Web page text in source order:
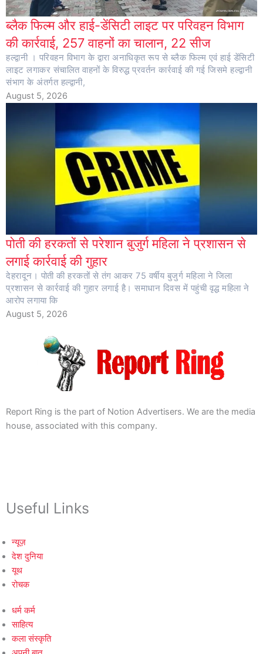
ब्लैक फिल्म और हाई-डेंसिटी लाइट पर परिवहन विभाग
की कार्रवाई, 257 वाहनों का चालान, 22 सीज
हल्द्वानी । परिवहन विभाग के द्वारा अनाधिकृत रूप से ब्लैक फिल्म एवं हाई डेंसिटी
लाइट लगाकर संचालित वाहनों के विरुद्ध प्रवर्तन कार्रवाई की गई जिसमे हल्द्वानी
संभाग के अंतर्गत हल्द्वानी,
August 5, 2026
पोती की हरकतों से परेशान बुजुर्ग महिला ने प्रशासन से
लगाई कार्रवाई की गुहार
देहरादून। पोती की हरकतों से तंग आकर 75 वर्षीय बुजुर्ग महिला ने जिला
प्रशासन से कार्रवाई की गुहार लगाई है। समाधान दिवस में पहुंची वृद्ध महिला ने
आरोप लगाया कि
August 5, 2026
Report Ring is the part of Notion Advertisers. We are the media
house, associated with this company.
Useful Links
न्यूज़
देश दुनिया
यूथ
रोचक
धर्म कर्म
साहित्य
कला संस्कृति